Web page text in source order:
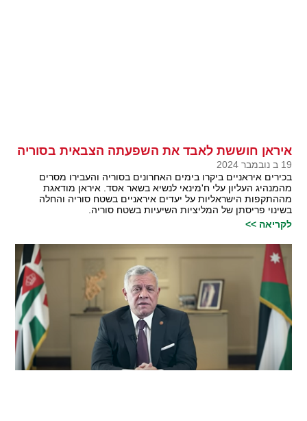
איראן חוששת לאבד את השפעתה הצבאית בסוריה
19 ב נובמבר 2024
בכירים איראניים ביקרו בימים האחרונים בסוריה והעבירו מסרים
מהמנהיג העליון עלי ח'מינאי לנשיא בשאר אסד. איראן מודאגת
מההתקפות הישראליות על יעדים איראניים בשטח סוריה והחלה
בשינוי פריסתן של המליציות השיעיות בשטח סוריה.
לקריאה >>